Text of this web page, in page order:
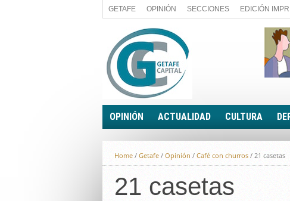
GETAFE OPINIÓN SECCIONES EDICIÓN
OPINIÓN
A FIN DE CUENTAS
PALABRA DE CONCEJAL
LA PIEDRA DE SÍSIFO
EL SACAPUNTAS
ACTUALIDAD
POLÍTICA
ECONOMÍA
BREVES
CULTURA
Home / Getafe / Opinión / Café con churros / 21 casetas
21 casetas